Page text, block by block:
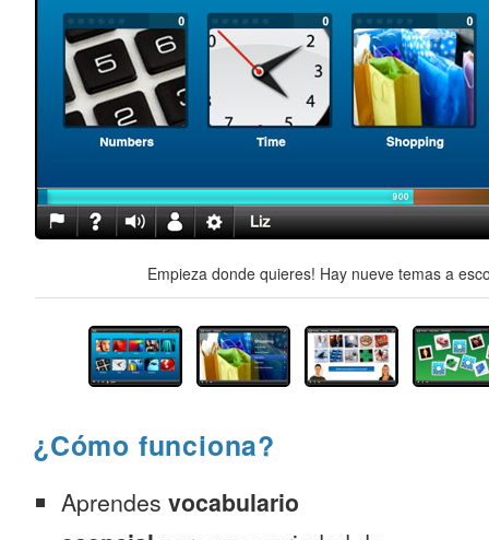
Empieza donde quieres! Hay nueve temas a
¿Cómo funciona?
Aprendes vocabulario